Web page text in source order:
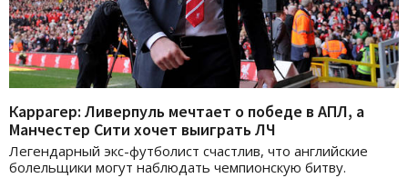
Каррагер: Ливерпуль мечтает о победе в АПЛ, а
Манчестер Сити хочет выиграть ЛЧ
Легендарный экс-футболист счастлив, что английские
болельщики могут наблюдать чемпионскую битву.